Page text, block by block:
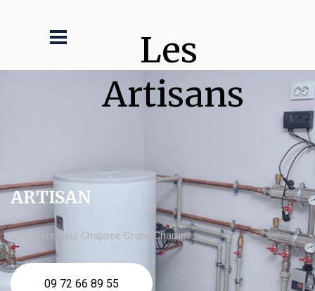
Les
Artisans
ARTISAN
chaudière fioul Chappee Grand Champ
09 72 66 89 55